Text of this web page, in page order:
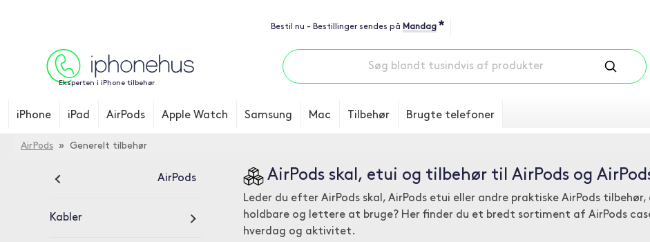
Bestil nu - Bestillinger sendes på Mandag *
Eksperten i iPhone tilbehør
iPhone iPad AirPods Apple Watch Samsung Mac Tilbehør Brugte telefoner
AirPods » Generelt tilbehør
AirPods
Kabler
AirPods skal, etui og tilbehør til AirPods og
Leder du efter AirPods skal, AirPods etui eller andre praktiske AirPods
holdbare og lettere at bruge? Her finder du et bredt sortiment af AirPods
hverdag og aktivitet.